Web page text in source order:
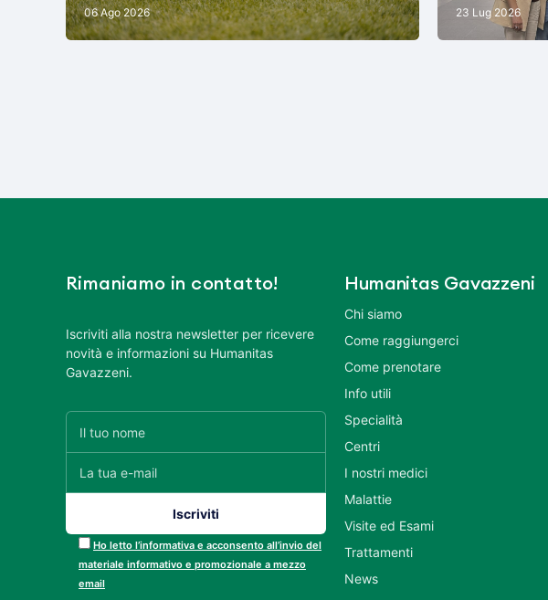
06 Ago 2026 23 Lug 2026
Rimaniamo in contatto!
Iscriviti alla nostra newsletter per ricevere
novità e informazioni su Humanitas
Gavazzeni.
Ho letto l’informativa e acconsento all’invio del
materiale informativo e promozionale a mezzo
email
Humanitas Gavazzeni
Chi siamo
Come raggiungerci
Come prenotare
Info utili
Specialità
Centri
I nostri medici
Malattie
Visite ed Esami
Trattamenti
News